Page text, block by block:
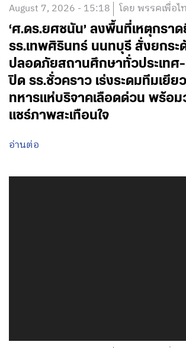
August 7, 2026 - 15:18 โดย พรรคเพื่อไ
‘ศ.ดร.ยศชนัน’ ลงพื้นที่เหตุกราด
รร.เทพศิรินทร์ นนทบุรี สั่งยกระ
ปลอดภัยสถานศึกษาทั่วประเทศ
ปิด รร.ชั่วคราว เร่งระดมทีมเยีย
ทหารแห่บริจาคเลือดด่วน พร้อ
แชร์ภาพสะเทือนใจ
อ่านต่อ